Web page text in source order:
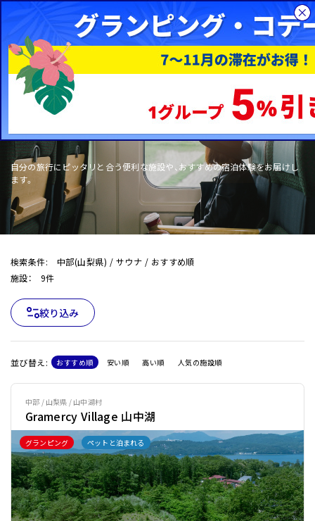
総合旅行サイトHIS
自分の旅行にピッタリと合う便利な施設や、おすすめの宿泊体験をお届けし
ます。
検索条件: 中部(山梨県) / サウナ / おすすめ順
施設： 9件
絞り込み
並び替え: おすすめ順 安い順 高い順 人気の施設順
グランピング ペットと泊まれる
中部 / 山梨県 / 山中湖村
Gramercy Village 山中湖